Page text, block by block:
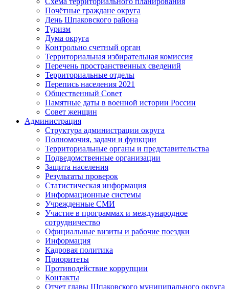
Почётные граждане округа
День Шпаковского района
Туризм
Дума округа
Контрольно счетный орган
Территориальная избирательная комиссия
Перечень пространственных сведений
Территориальные отделы
Перепись населения 2021
Общественный Совет
Памятные даты в военной истории России
Совет женщин
Администрация
Структура администрации округа
Полномочия, задачи и функции
Территориальные органы и представительства
Подведомственные организации
Защита населения
Результаты проверок
Статистическая информация
Информационные системы
Учрежденные СМИ
Участие в программах и международное
сотрудничество
Официальные визиты и рабочие поездки
Информация
Кадровая политика
Приоритеты
Противодействие коррупции
Контакты
Отчет главы Шпаковского муниципального округа